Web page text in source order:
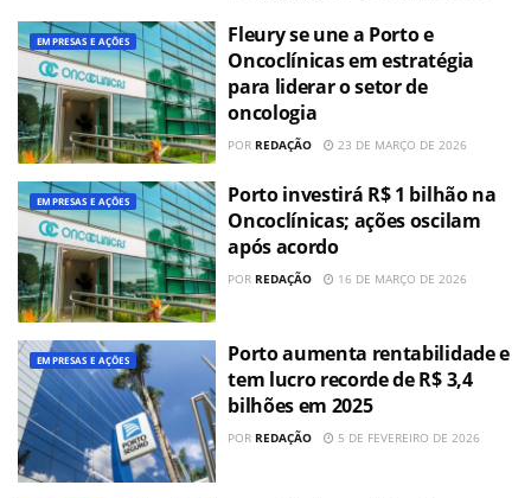
EMPRESAS E AÇÕES
Fleury se une a Porto e
Oncoclínicas em estratégia
para liderar o setor de
oncologia
POR REDAÇÃO 23 DE MARÇO DE 2026
EMPRESAS E AÇÕES
Porto investirá R$ 1 bilhão na
Oncoclínicas; ações oscilam
após acordo
POR REDAÇÃO 16 DE MARÇO DE 2026
EMPRESAS E AÇÕES
Porto aumenta rentabilidade e
tem lucro recorde de R$ 3,4
bilhões em 2025
POR REDAÇÃO 5 DE FEVEREIRO DE 2026